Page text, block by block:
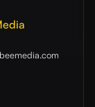
.com